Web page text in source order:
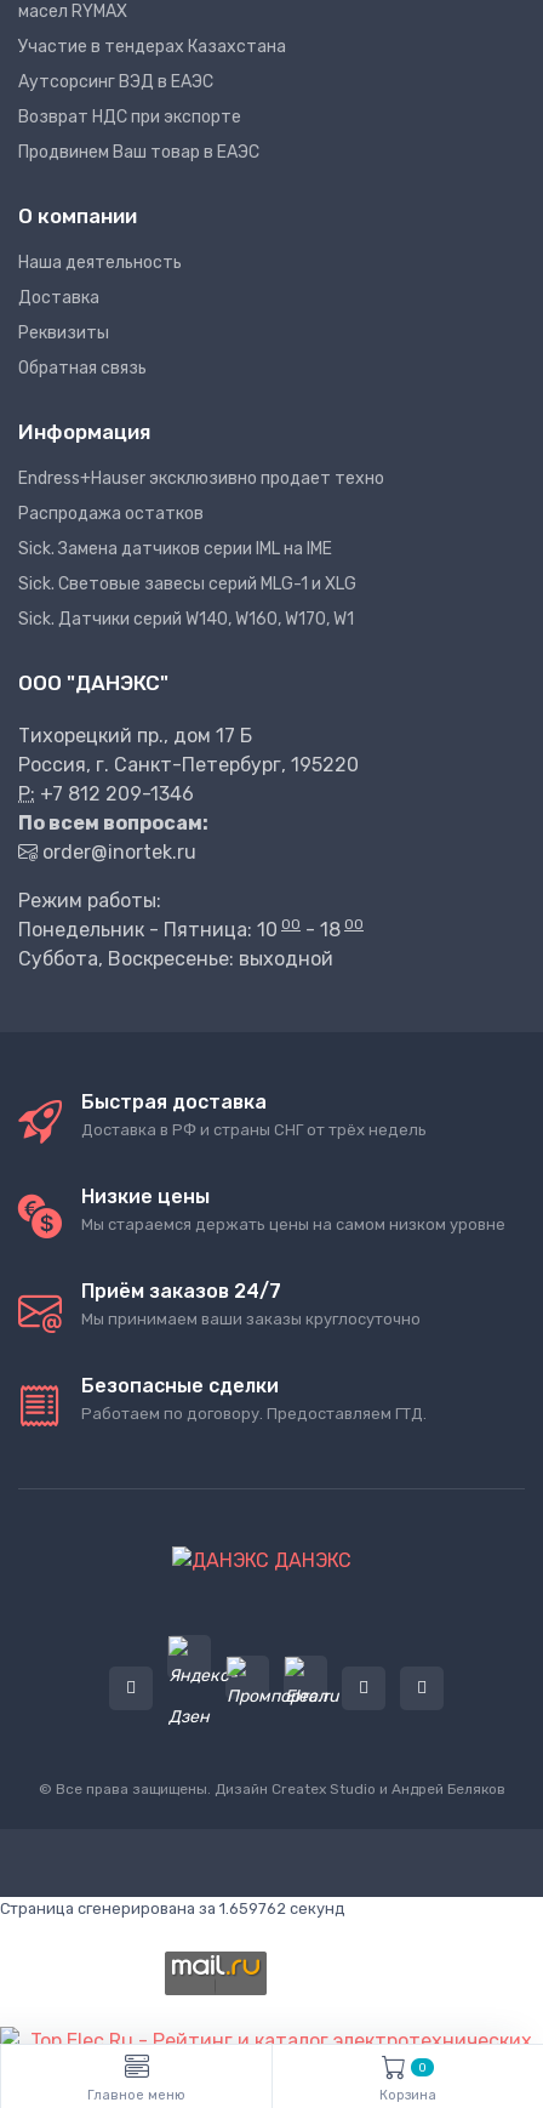
масел RYMAX
Участие в тендерах Казахстана
Аутсорсинг ВЭД в ЕАЭС
Возврат НДС при экспорте
Продвинем Ваш товар в ЕАЭС
О компании
Наша деятельность
Доставка
Реквизиты
Обратная связь
Информация
Endress+Hauser эксклюзивно продает техно
Распродажа остатков
Sick. Замена датчиков серии IML на IME
Sick. Световые завесы серий MLG-1 и XLG
Sick. Датчики серий W140, W160, W170, W1
ООО "ДАНЭКС"
Тихорецкий пр., дом 17 Б
Россия, г. Санкт-Петербург, 195220
P: +7 812 209-1346
По всем вопросам:
order@inortek.ru
Режим работы:
Понедельник - Пятница: 10 00 - 18 00
Суббота, Воскресенье: выходной
Быстрая доставка
Доставка в РФ и страны СНГ от трёх недель
Низкие цены
Мы стараемся держать цены на самом низком уровне
Приём заказов 24/7
Мы принимаем ваши заказы круглосуточно
Безопасные сделки
Работаем по договору. Предоставляем ГТД.
ДАНЭКС
© Все права защищены. Дизайн Createx Studio и Андрей Беляков
Главное меню
0
Корзина
Страница сгенерирована за 1.659762 секунд